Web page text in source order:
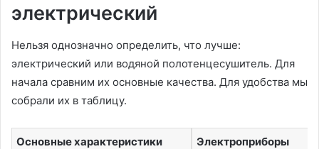
электрический
Нельзя однозначно определить, что лучше:
электрический или водяной полотенцесушитель. Для
начала сравним их основные качества. Для удобства мы
собрали их в таблицу.
Основные характеристики Электроприборы